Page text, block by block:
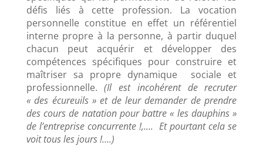
défis liés à cette profession. La vocation
personnelle constitue en effet un référentiel
interne propre à la personne, à partir duquel
chacun peut acquérir et développer des
compétences spécifiques pour construire et
maîtriser sa propre dynamique sociale et
professionnelle.(Il est incohérent de recruter
« des écureuils » et de leur demander de prendre
des cours de natation pour battre « les dauphins »
de l’entreprise concurrente !,…. Et pourtant cela se
voit tous les jours !….)